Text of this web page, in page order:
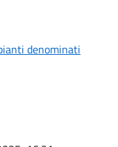
denominati